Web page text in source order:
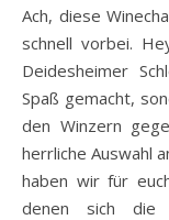
Ach, diese
schnell vorbei.
Deidesheimer
Spaß gemacht,
den Winzern
herrliche Auswahl
haben wir für
denen sich die